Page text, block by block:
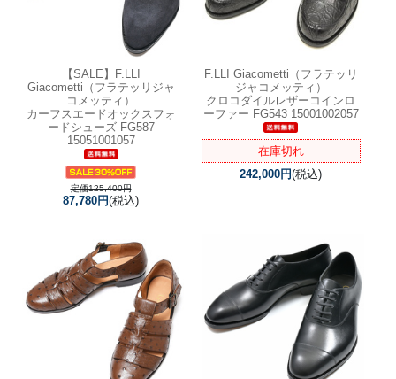
【SALE】
F.LLI
Giacometti（フラテッリジャ
コメッティ）
カーフスエードオックスフォ
ードシューズ FG587
15051001057
定価125,400円
87,780円(税込)
F.LLI Giacometti（フラテッリ
ジャコメッティ）
クロコダイルレザーコインロ
ーファー FG543 15001002057
在庫切れ
242,000円(税込)